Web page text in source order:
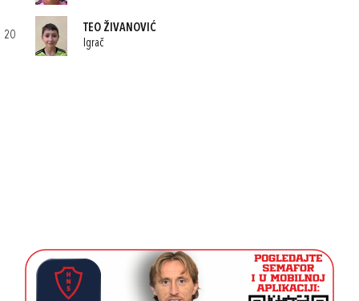
20
TEO ŽIVANOVIĆ
Igrač